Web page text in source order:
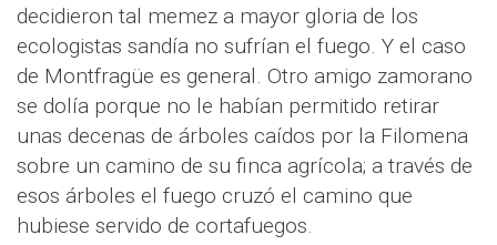
decidieron tal memez a mayor gloria de los
ecologistas sandía no sufrían el fuego. Y el caso
de Montfragüe es general. Otro amigo zamorano
se dolía porque no le habían permitido retirar
unas decenas de árboles caídos por la Filomena
sobre un camino de su finca agrícola; a través de
esos árboles el fuego cruzó el camino que
hubiese servido de cortafuegos.